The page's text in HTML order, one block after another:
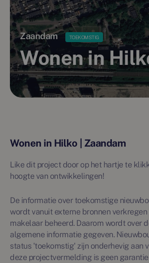
Zaandam TOEKOMSTIG
Wonen in
Wonen in Hilko | Zaandam
Like dit project door op het hartje te
hoogte van ontwikkelingen!
De informatie over toekomstige
wordt vanuit externe bronnen verkregen
makelaar beheerd. Daarom wordt over
algemene informatie gegeven.
status 'toekomstig' zijn onderhevig aan
deze projectvermelding is geen